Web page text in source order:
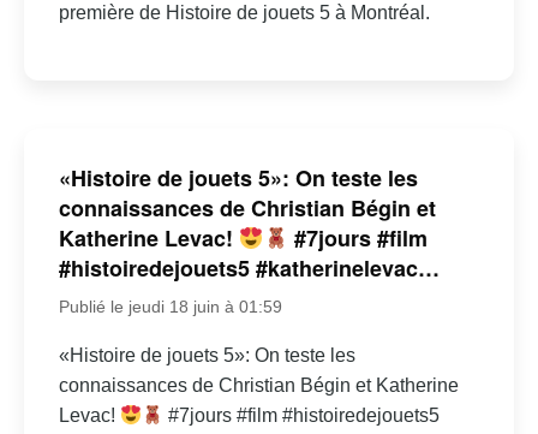
première de Histoire de jouets 5 à Montréal.
«Histoire de jouets 5»: On teste les
connaissances de Christian Bégin et
Katherine Levac!
#7jours #film
#histoiredejouets5 #katherinelevac…
Publié le jeudi 18 juin à 01:59
«Histoire de jouets 5»: On teste les
connaissances de Christian Bégin et Katherine
Levac!
#7jours #film #histoiredejouets5